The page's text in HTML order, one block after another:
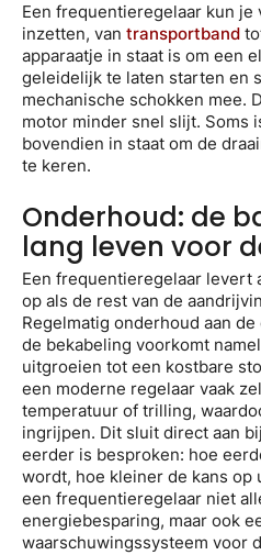
Een frequentieregelaar kun je
inzetten, van transportband
apparaatje in staat is om een
geleidelijk te laten starten en
mechanische schokken mee.
motor minder snel slijt. Soms
bovendien in staat om de
te keren.
Onderhoud: de
lang leven voor
Een frequentieregelaar levert
op als de rest van de
Regelmatig onderhoud aan
de bekabeling voorkomt
uitgroeien tot een kostbare
een moderne regelaar vaak
temperatuur of trilling,
ingrijpen. Dit sluit direct aan
eerder is besproken: hoe
wordt, hoe kleiner de kans op
een frequentieregelaar niet
energiebesparing, maar ook
waarschuwingssysteem voor